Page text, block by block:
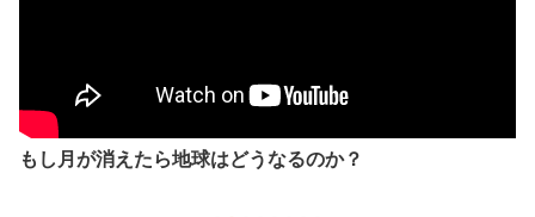
もし月が消えたら地球はどうなるのか？